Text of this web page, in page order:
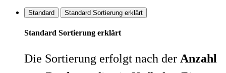
Standard Standard Sortierung erklärt
Standard Sortierung erklärt
Die Sortierung erfolgt nach der Anzahl